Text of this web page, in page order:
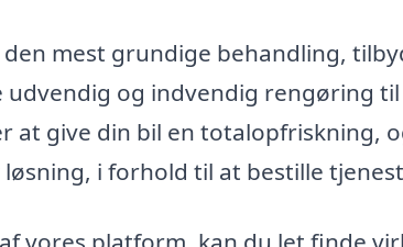
mest grundige behandling,
og indvendig rengøring
at give din bil en totalopfriskning,
i forhold til at bestille